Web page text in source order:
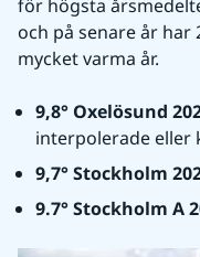
för högsta
och på senare år har
mycket varma år.
9,8° Oxelösund
interpolerade eller
9,7° Stockholm
9.7° Stockholm A